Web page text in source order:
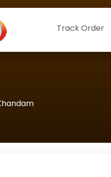
Track Order